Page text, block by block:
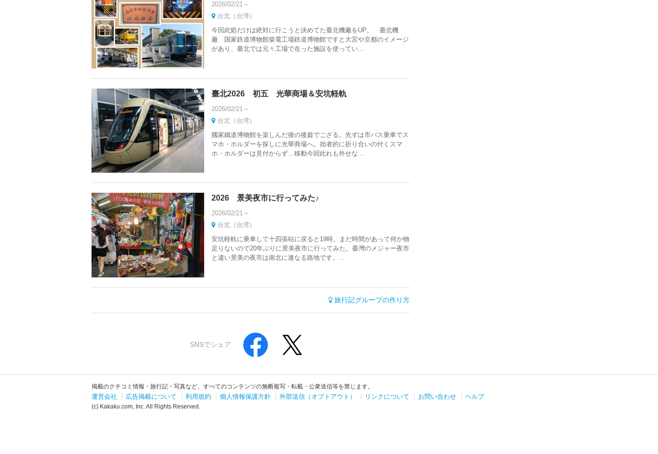
2026/02/21～
台北（台湾）
今回此処だけは絶対に行こうと決めてた臺北機廠をUP。 臺北機
廠 国家鉄道博物館柴電工場鉄道博物館ですと大宮や京都のイメージ
があり、臺北では元々工場で在った施設を使ってい...
臺北2026 初五 光華商場＆安坑軽軌
2026/02/21～
台北（台湾）
國家鐵道博物館を楽しんだ後の後篇でござる。先ずは市バス乗車でス
マホ・ホルダーを探しに光華商場へ。拙者的に折り合いの付くスマ
ホ・ホルダーは見付からず…移動今回此れも外せな...
2026 景美夜市に行ってみた♪
2026/02/21～
台北（台湾）
安坑軽軌に乗車して十四張站に戻ると19時。まだ時間があって何か物
足りないので20年ぶりに景美夜市に行ってみた。臺灣のメジャー夜市
と違い景美の夜市は南北に連なる路地です。...
旅行記グループの作り方
SNSでシェア
掲載のクチコミ情報・旅行記・写真など、すべてのコンテンツの無断複写・転載・公衆送信等を禁じます。
運営会社 広告掲載について 利用規約 個人情報保護方針 外部送信（オプトアウト） リンクについて お問い合わせ ヘルプ
(c) Kakaku.com, Inc. All Rights Reserved.